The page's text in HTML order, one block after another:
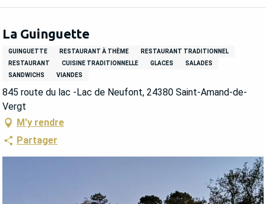
La Guinguette
GUINGUETTE RESTAURANT À THÈME
RESTAURANT TRADITIONNEL
RESTAURANT
CUISINE TRADITIONNELLE GLACES
SALADES
SANDWICHS
VIANDES
845 route du lac -Lac de Neufont, 24380 Saint-Amand-de-
Vergt
M'y rendre
Partager